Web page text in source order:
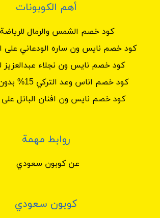
أهم الكوبونات
كود خصم الشمس والرمال للرياضة
كود خصم نايس ون ساره الودعاني على
كود خصم نايس ون نجلاء عبدالعزيز
كود خصم اناس وعد التركي 15% بدون حد أدنى
كود خصم نايس ون افنان الباتل
روابط مهمة
عن كوبون سعودي
كوبون سعودي